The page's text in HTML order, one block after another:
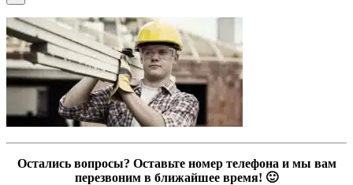
Остались вопросы? Оставьте номер телефона и мы вам
перезвоним в ближайшее время! 🙂